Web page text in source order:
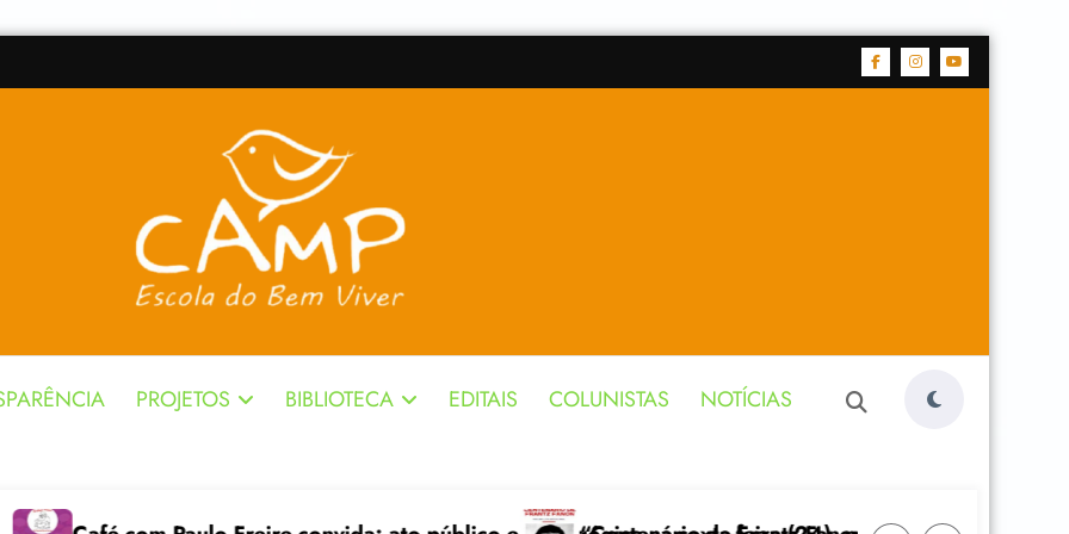
PROJETOS BIBLIOTECA EDITAIS COLUNISTAS NOTÍCIAS